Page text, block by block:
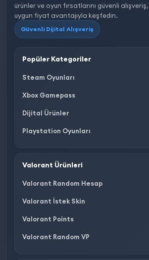
ürünler ve oyun fırsatlarını güvenli
uygun fiyat avantajıyla keşfedin.
Güvenli Dijital Alışveriş
Popüler Kategoriler
Steam Oyunları
Xbox Gamepass
Dijital Ürünler
Playstation Oyunları
Valorant Ürünleri
Valorant Random Hesap
Valorant İstek Skin
Valorant Points
Valorant Random VP